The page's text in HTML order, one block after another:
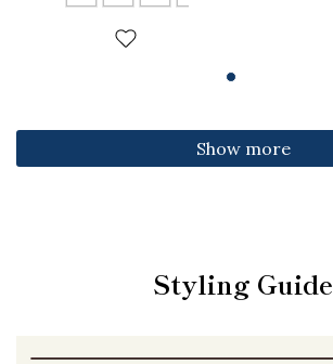
in stock+pre-order
Show more
Styling Guide